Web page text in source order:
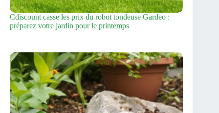
Cdiscount casse les prix du robot tondeuse Gardeo :
préparez votre jardin pour le printemps